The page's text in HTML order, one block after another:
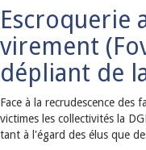
Escroquerie
virement
dépliant de
Face à la recrudescence
victimes les collectivités la
tant à l'égard des élus que